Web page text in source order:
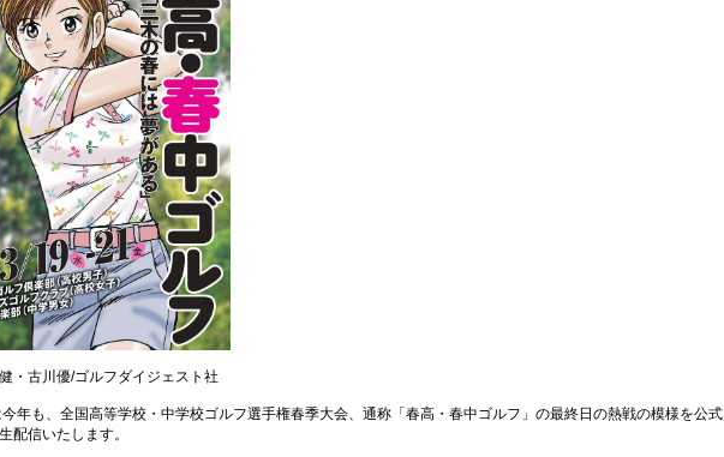
・古川優/ゴルフダイジェスト社
今年も、全国高等学校・中学校ゴルフ選手権春季大会、通称「春高・春中ゴルフ」の最終日の熱戦の模様を公式
配信いたします。